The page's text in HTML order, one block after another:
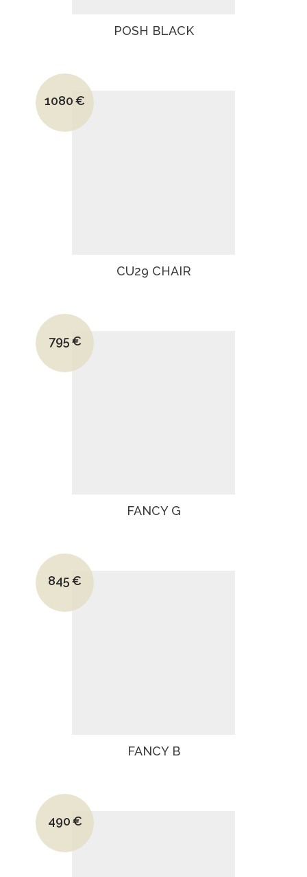
POSH BLACK
Le prix initial était : 1440€.
1080€
Le prix actuel est : 1080€.
CU29 CHAIR
Le prix initial était : 1220€.
795€
Le prix actuel est : 795€.
FANCY G
Le prix initial était : 1270€.
845€
Le prix actuel est : 845€.
FANCY B
Le prix initial était : 790€.
490€
Le prix actuel est : 490€.